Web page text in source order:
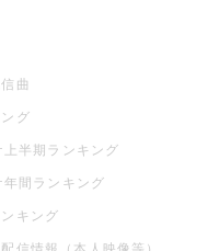
曲
グ
半期ランキング
間ランキング
キング